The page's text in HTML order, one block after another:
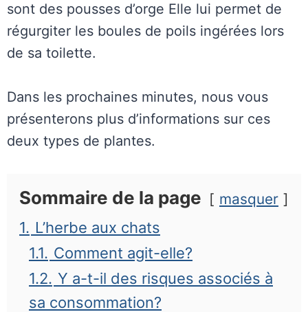
sont des pousses d’orge Elle lui permet de
régurgiter les boules de poils ingérées lors
de sa toilette.
Dans les prochaines minutes, nous vous
présenterons plus d’informations sur ces
deux types de plantes.
Sommaire de la page masquer
1. L’herbe aux chats
1.1. Comment agit-elle?
1.2. Y a-t-il des risques associés à
sa consommation?